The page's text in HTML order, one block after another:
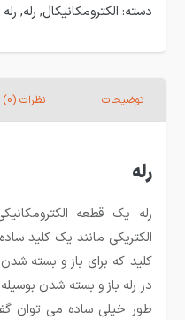
دسته: الکترومکانیکال, رله,
توضیحات نظرات (0)
رله
رله یک قطعه
الکتریکی مانند یک کلید
کلید که برای باز و بسته
در رله باز و بسته شدن
طور خیلی ساده می ­توان